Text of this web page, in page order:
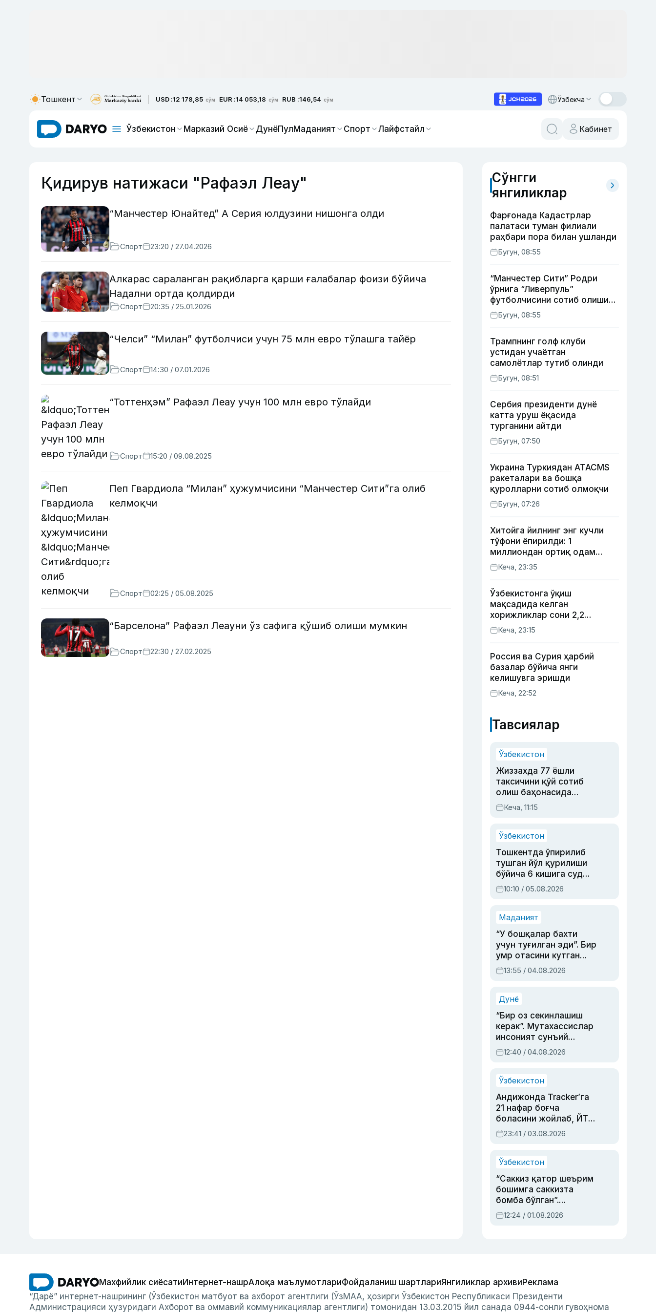
Тошкент USD :12 178,85 сўм EUR :14 053,18 сўм RUB :146,54 сўм Ўзбекча
Ўзбекистон Марказий Осиё ДунёПулМаданият Спорт Лайфстайл Кабинет
Қидирув натижаси "Рафаэл Леау"
“Манчестер Юнайтед” А Серия юлдузини нишонга олди
Спорт 23:20 / 27.04.2026
Алкарас сараланган рақибларга қарши ғалабалар фоизи бўйича
Надални ортда қолдирди
Спорт 20:35 / 25.01.2026
“Челси” “Милан” футболчиси учун 75 млн евро тўлашга тайёр
Спорт 14:30 / 07.01.2026
“Тоттенҳэм” Рафаэл Леау учун 100 млн евро тўлайди
Спорт 15:20 / 09.08.2025
Пеп Гвардиола “Милан” ҳужумчисини “Манчестер Сити”га олиб
келмоқчи
Спорт 02:25 / 05.08.2025
“Барселона” Рафаэл Леауни ўз сафига қўшиб олиши мумкин
Спорт 22:30 / 27.02.2025
Сўнгги
янгиликлар
Фарғонада Кадастрлар
палатаси туман филиали
раҳбари пора билан ушланди
Бугун, 08:55
“Манчестер Сити” Родри
ўрнига “Ливерпуль”
футболчисини сотиб олиши
мумкин
Бугун, 08:55
Трампнинг голф клуби
устидан учаётган
самолётлар тутиб олинди
Бугун, 08:51
Сербия президенти дунё
катта уруш ёқасида
турганини айтди
Бугун, 07:50
Украина Туркиядан ATACMS
ракеталари ва бошқа
қуролларни сотиб олмоқчи
Бугун, 07:26
Хитойга йилнинг энг кучли
тўфони ёпирилди: 1
миллиондан ортиқ одам
эвакуация қилинди
Кеча, 23:35
Ўзбекистонга ўқиш
мақсадида келган
хорижликлар сони 2,2
баробарга ошди
Кеча, 23:15
Россия ва Сурия ҳарбий
базалар бўйича янги
келишувга эришди
Кеча, 22:52
Тавсиялар
Ўзбекистон
Жиззахда 77 ёшли
таксичини қўй сотиб
олиш баҳонасида
яйловга олиб бориб
ўлдирган йигит 20
Кеча, 11:15
Ўзбекистон
Тошкентда ўпирилиб
тушган йўл қурилиши
бўйича 6 кишига суд
ҳукми ўқилди
10:10 / 05.08.2026
Маданият
“У бошқалар бахти
учун туғилган эди”. Бир
умр отасини кутган
актриса ва дубльяж
устаси Римма
синовларга тўла ҳаёти
13:55 / 04.08.2026
Дунё
“Бир оз секинлашиш
керак”. Мутахассислар
инсоният сунъий
интеллектни бошқара
олмай қолишидан
12:40 / 04.08.2026
Ўзбекистон
Андижонда Tracker’га
21 нафар боғча
боласини жойлаб, ЙТҲ
содир этган аёлга суд
ҳукми ўқилди
23:41 / 03.08.2026
Ўзбекистон
“Саккиз қатор шеърим
бошимга саккизта
бомба бўлган”.
Абдулла Ориповни
сиёсий айбловлардан
12:24 / 01.08.2026
Махфийлик сиёсатиИнтернет-нашрАлоқа маълумотлариФойдаланиш шартлариЯнгиликлар архивиРеклама
“Дарё” интернет-нашрининг (Ўзбекистон матбуот ва ахборот агентлиги (ЎзМАА, ҳозирги Ўзбекистон Республикаси Президенти
Администрацияси ҳузуридаги Ахборот ва оммавий коммуникациялар агентлиги) томонидан 13.03.2015 йил санада 0944-сонли гувоҳнома